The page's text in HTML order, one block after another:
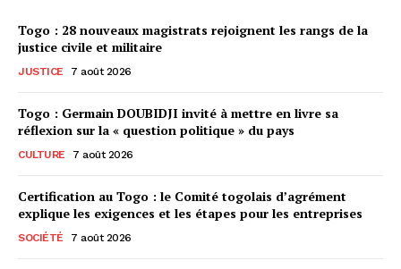
Togo : 28 nouveaux magistrats rejoignent les rangs de la
justice civile et militaire
JUSTICE 7 août 2026
Togo : Germain DOUBIDJI invité à mettre en livre sa
réflexion sur la « question politique » du pays
CULTURE 7 août 2026
Certification au Togo : le Comité togolais d’agrément
explique les exigences et les étapes pour les entreprises
SOCIÉTÉ 7 août 2026